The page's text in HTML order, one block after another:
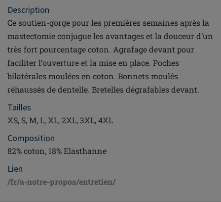
Description
Ce soutien-gorge pour les premières semaines après la
mastectomie conjugue les avantages et la douceur d’un
très fort pourcentage coton. Agrafage devant pour
faciliter l’ouverture et la mise en place. Poches
bilatérales moulées en coton. Bonnets moulés
réhaussés de dentelle. Bretelles dégrafables devant.
Tailles
XS, S, M, L, XL, 2XL, 3XL, 4XL
Composition
82% coton, 18% Elasthanne
Lien
/fr/a-notre-propos/entretien/